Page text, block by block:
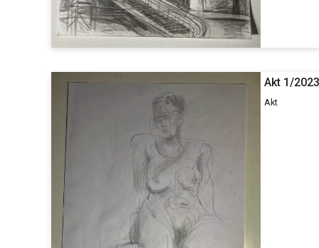
Akt 1/2023
Akt